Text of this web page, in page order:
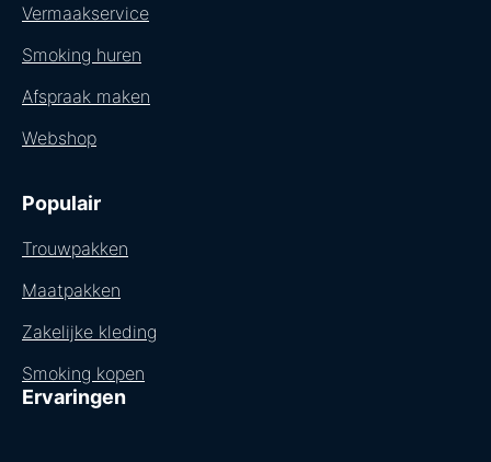
Vermaakservice
Smoking huren
Afspraak maken
Webshop
Populair
Trouwpakken
Maatpakken
Zakelijke kleding
Smoking kopen
Ervaringen